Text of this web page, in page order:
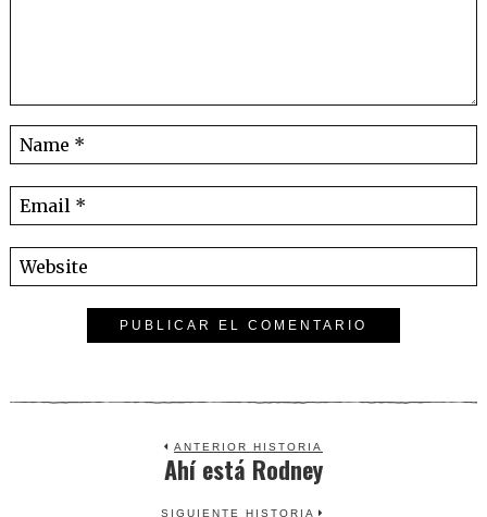
ANTERIOR HISTORIA
Previous
Ahí está Rodney
SIGUIENTE HISTORIA